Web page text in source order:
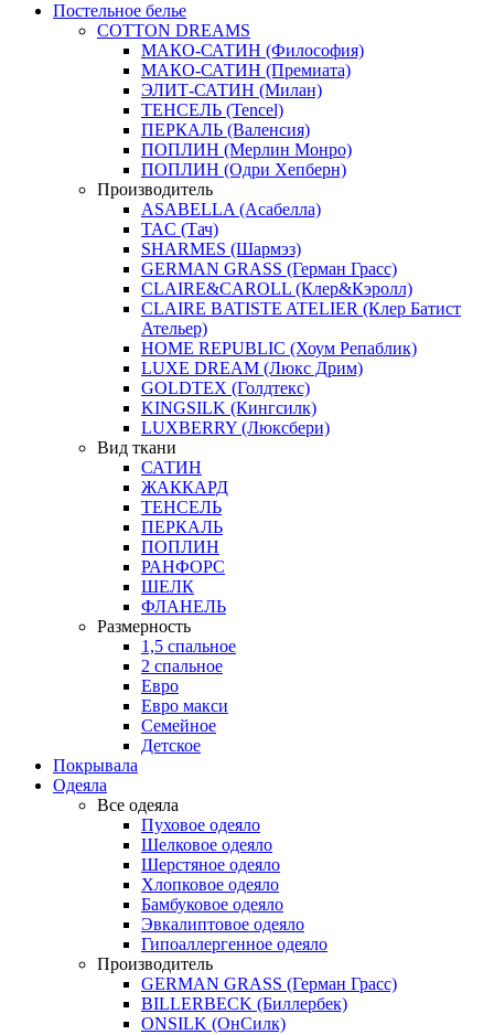
Постельное белье
COTTON DREAMS
МАКО-САТИН (Философия)
МАКО-САТИН (Премиата)
ЭЛИТ-САТИН (Милан)
ТЕНСЕЛЬ (Tencel)
ПЕРКАЛЬ (Валенсия)
ПОПЛИН (Мерлин Монро)
ПОПЛИН (Одри Хепберн)
Производитель
ASABELLA (Асабелла)
TAC (Тач)
SHARMES (Шармэз)
GERMAN GRASS (Герман Грасс)
CLAIRE&CAROLL (Клер&Кэролл)
CLAIRE BATISTE ATELIER (Клер Батист
Ательер)
HOME REPUBLIC (Хоум Репаблик)
LUXE DREAM (Люкс Дрим)
GOLDTEX (Голдтекс)
KINGSILK (Кингсилк)
LUXBERRY (Люксбери)
Вид ткани
САТИН
ЖАККАРД
ТЕНСЕЛЬ
ПЕРКАЛЬ
ПОПЛИН
РАНФОРС
ШЕЛК
ФЛАНЕЛЬ
Размерность
1,5 спальное
2 спальное
Евро
Евро макси
Семейное
Детское
Покрывала
Одеяла
Все одеяла
Пуховое одеяло
Шелковое одеяло
Шерстяное одеяло
Хлопковое одеяло
Бамбуковое одеяло
Эвкалиптовое одеяло
Гипоаллергенное одеяло
Производитель
GERMAN GRASS (Герман Грасс)
BILLERBECK (Биллербек)
ONSILK (ОнСилк)